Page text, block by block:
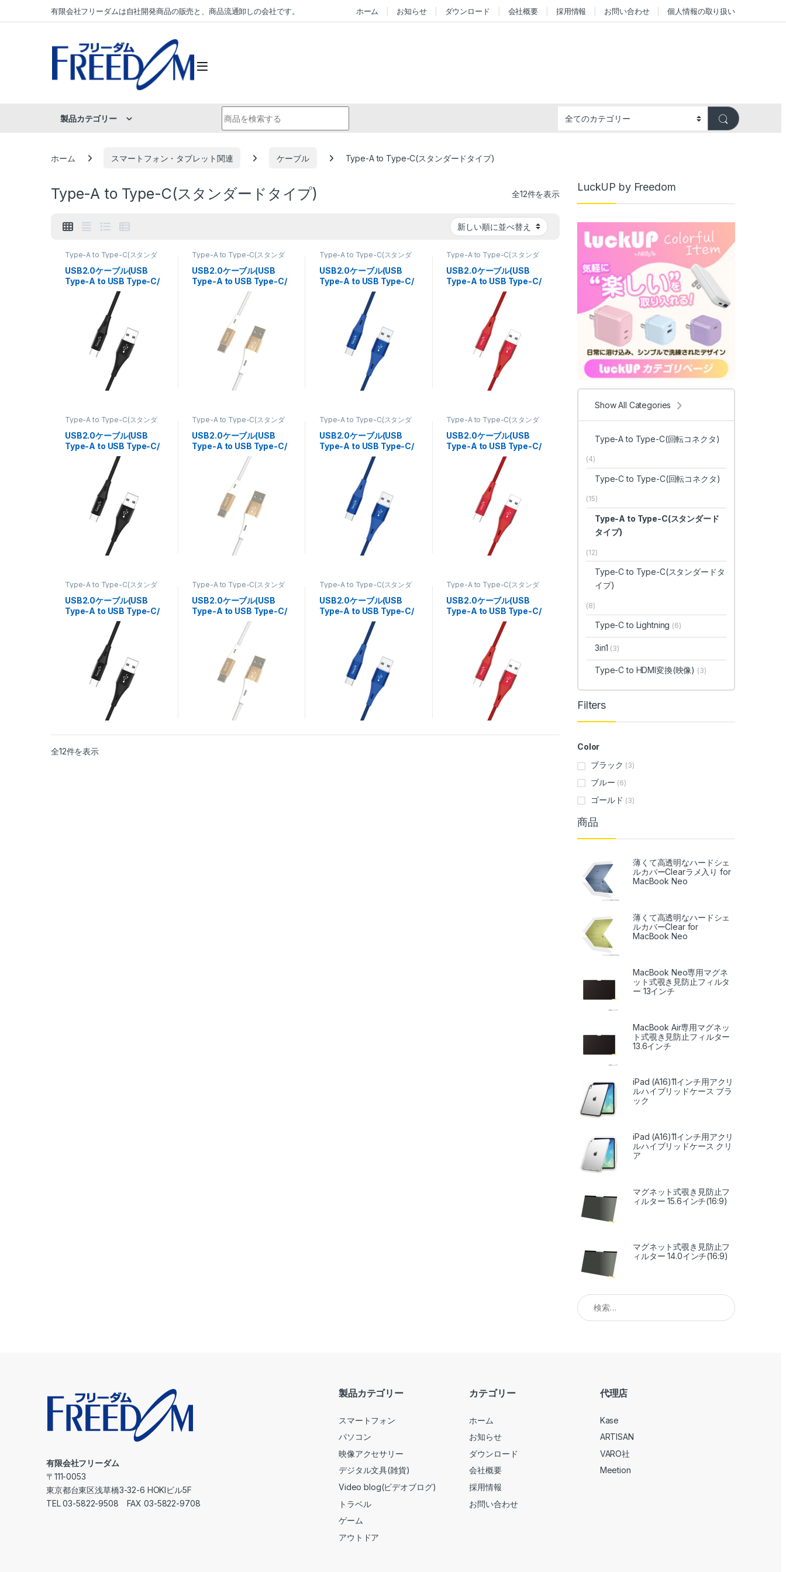
Skip to navigation
Skip to content有限会社フリーダムは自社開発商品の販売と、商品流通卸しの会社です。 ホーム お知らせ ダウンロード 会社概要 採用情報 お問い合わせ 個人情報の取り扱い
製品カテゴリー
ホーム スマートフォン・タブレット関連 ケーブル Type-A to Type-C(スタンダードタイプ)
Type-A to Type-C(スタンダードタイプ) 全12件を表示新しい順
Type-A to Type-C(スタンダ
ードタイプ)
ケーブル
スマート
フォン・タブレット関連
USB2.0ケーブル(USB
Type-A to USB Type-C/
高耐久)0.5m FUSB-
CAAM105BK
Type-A to Type-C(スタンダ
ードタイプ)
ケーブル
スマート
フォン・タブレット関連
USB2.0ケーブル(USB
Type-A to USB Type-C/
高耐久)0.5m FUSB-
CAAM105GD
Type-A to Type-C(スタンダ
ードタイプ)
ケーブル
スマート
フォン・タブレット関連
USB2.0ケーブル(USB
Type-A to USB Type-C/
高耐久)0.5m FUSB-
CAAM105MB
Type-A to Type-C(スタンダ
ードタイプ)
ケーブル
スマート
フォン・タブレット関連
USB2.0ケーブル(USB
Type-A to USB Type-C/
高耐久)0.5m FUSB-
CAAM105MR
Type-A to Type-C(スタンダ
フォン・タブレット関連
USB2.0ケーブル(USB
Type-A to USB Type-C/
高耐久)1m FUSB-
CAAM110BK
Type-A to Type-C(スタンダ
フォン・タブレット関連
USB2.0ケーブル(USB
Type-A to USB Type-C/
高耐久)1m FUSB-
CAAM110GD
Type-A to Type-C(スタンダ
フォン・タブレット関連
USB2.0ケーブル(USB
Type-A to USB Type-C/
高耐久)1m FUSB-
CAAM110MB
Type-A to Type-C(スタンダ
フォン・タブレット関連
USB2.0ケーブル(USB
Type-A to USB Type-C/
高耐久)1m FUSB-
CAAM110MR
Type-A to Type-C(スタンダ
フォン・タブレット関連
USB2.0ケーブル(USB
Type-A to USB Type-C/
高耐久)2m FUSB-
CAAM120BK
Type-A to Type-C(スタンダ
フォン・タブレット関連
USB2.0ケーブル(USB
Type-A to USB Type-C/
高耐久)2m FUSB-
CAAM120GD
Type-A to Type-C(スタンダ
フォン・タブレット関連
USB2.0ケーブル(USB
Type-A to USB Type-C/
高耐久)2m FUSB-
CAAM120MB
Type-A to Type-C(スタンダ
フォン・タブレット関連
USB2.0ケーブル(USB
Type-A to USB Type-C/
高耐久)2m FUSB-
CAAM120MR
全12件を表示新しい順
LuckUP by Freedom
Show All Categories
Type-A to Type-C(回転コネクタ)
(4)
Type-C to Type-C(回転コネクタ)
(15)
Type-A to Type-C(スタンダード
タイプ)
(12)
Type-C to Type-C(スタンダードタ
イプ)
(8)
Type-C to Lightning (6)
3in1 (3)
Type-C to HDMI変換(映像) (3)
Filters
Color
ブラック (3)
ブルー (6)
ゴールド (3)
商品
薄くて高透明なハードシェ
ルカバーClearラメ入り for
MacBook Neo
薄くて高透明なハードシェ
ルカバーClear for
MacBook Neo
MacBook Neo専用マグネ
ット式覗き見防止フィルタ
ー 13インチ
MacBook Air専用マグネッ
ト式覗き見防止フィルター
13.6インチ
iPad (A16)11インチ用アクリ
ルハイブリッドケース ブラ
ック
iPad (A16)11インチ用アクリ
ルハイブリッドケース クリ
ア
マグネット式覗き見防止フ
ィルター 15.6インチ(16:9)
マグネット式覗き見防止フ
ィルター 14.0インチ(16:9)
検索:
有限会社フリーダム
〒111-0053
東京都台東区浅草橋3-32-6 HOKIビル5F
TEL 03-5822-9508 FAX 03-5822-9708
製品カテゴリー
スマートフォン
パソコン
映像アクセサリー
デジタル文具(雑貨)
Video blog(ビデオブログ)
トラベル
ゲーム
アウトドア
カテゴリー
ホーム
お知らせ
ダウンロード
会社概要
採用情報
お問い合わせ
代理店
Kase
ARTISAN
VARO社
Meetion